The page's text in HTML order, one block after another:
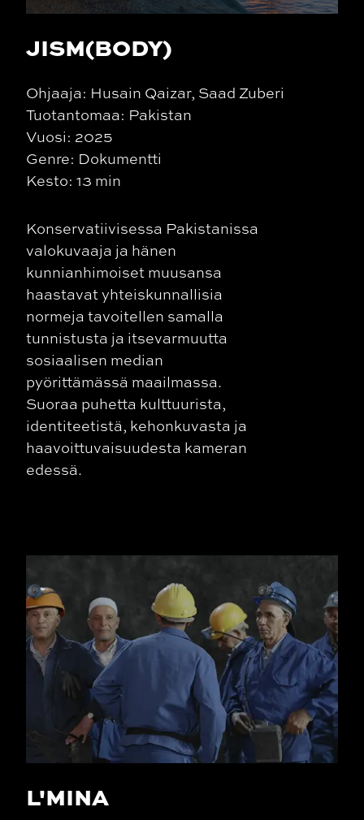
JISM(BODY)
Ohjaaja: Husain Qaizar, Saad Zuberi
Tuotantomaa: Pakistan
Vuosi: 2025
Genre: Dokumentti
Kesto: 13 min
Konservatiivisessa Pakistanissa
valokuvaaja ja hänen
kunnianhimoiset muusansa
haastavat yhteiskunnallisia
normeja tavoitellen samalla
tunnistusta ja itsevarmuutta
sosiaalisen median
pyörittämässä maailmassa.
Suoraa puhetta kulttuurista,
identiteetistä, kehonkuvasta ja
haavoittuvaisuudesta kameran
edessä.
L'MINA